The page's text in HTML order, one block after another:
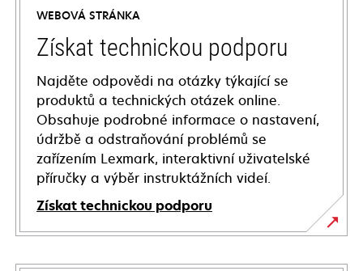
WEBOVÁ STRÁNKA
Získat technickou podporu
Najděte odpovědi na otázky týkající se
produktů a technických otázek online.
Obsahuje podrobné informace o nastavení,
údržbě a odstraňování problémů se
zařízením Lexmark, interaktivní uživatelské
příručky a výběr instruktážních videí.
Získat technickou podporu
opens
in